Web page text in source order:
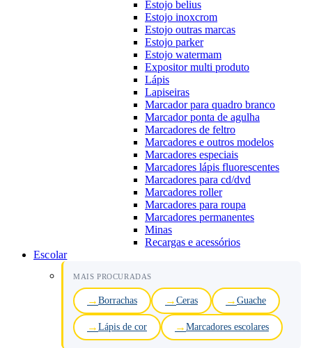
Estojo belius
Estojo inoxcrom
Estojo outras marcas
Estojo parker
Estojo watermam
Expositor multi produto
Lápis
Lapiseiras
Marcador para quadro branco
Marcador ponta de agulha
Marcadores de feltro
Marcadores e outros modelos
Marcadores especiais
Marcadores lápis fluorescentes
Marcadores para cd/dvd
Marcadores roller
Marcadores para roupa
Marcadores permanentes
Minas
Recargas e acessórios
Escolar
MAIS PROCURADAS
Borrachas Ceras Guache
Lápis de cor Marcadores escolares